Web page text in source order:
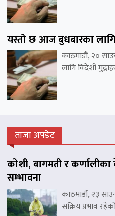
यस्तो छ आज बुधबारका लागि
काठमाडौं, २०
लागि विदेशी
ताजा अपडेट
कोशी, बागमती र कर्णालीका
सम्भावना
काठमाडौं, २३
सक्रिय प्रभाव